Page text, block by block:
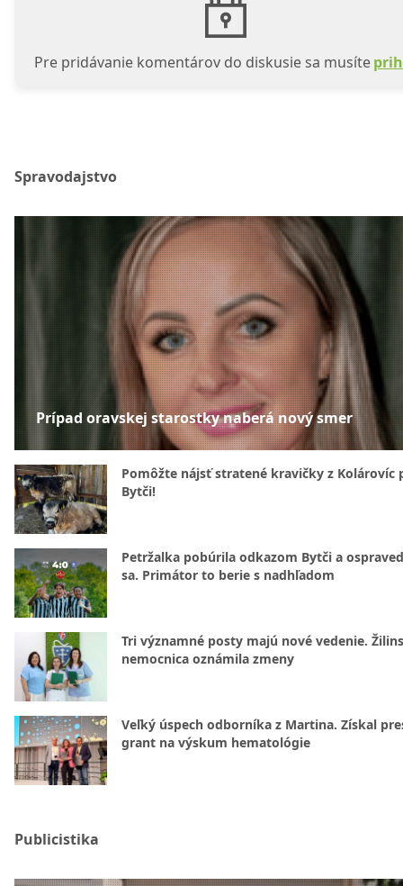
Pre pridávanie komentárov do diskusie sa musíte
Spravodajstvo
Prípad oravskej starostky naberá nový smer
Pomôžte nájsť stratené kravičky z Kolárovíc
Bytči!
Petržalka pobúrila odkazom Bytči a
sa. Primátor to berie s nadhľadom
Tri významné posty majú nové vedenie.
nemocnica oznámila zmeny
Veľký úspech odborníka z Martina. Získal
grant na výskum hematológie
Publicistika